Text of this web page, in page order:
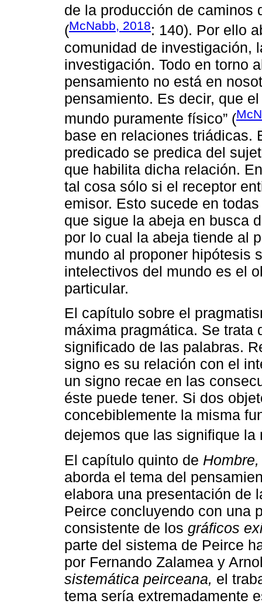
de la producción de caminos
(McNabb, 2018: 140). Por ello
comunidad de investigación,
investigación. Todo en torno
pensamiento no está en
pensamiento. Es decir, que
mundo puramente físico” (
base en relaciones triádicas.
predicado se predica del
que habilita dicha relación.
tal cosa sólo si el receptor
emisor. Esto sucede en
que sigue la abeja en busca
por lo cual la abeja tiende al
mundo al proponer hipótesis
intelectivos del mundo es el
particular.
El capítulo sobre el
máxima pragmática. Se trata
significado de las palabras.
signo es su relación con el
un signo recae en las
éste puede tener. Si dos
concebiblemente la misma
dejemos que las signifique la
El capítulo quinto de
aborda el tema del
elabora una presentación de
Peirce concluyendo con una
consistente de los gráficos
parte del sistema de Peirce
por Fernando Zalamea y
sistemática peirceana, el
tema sería extremadamente